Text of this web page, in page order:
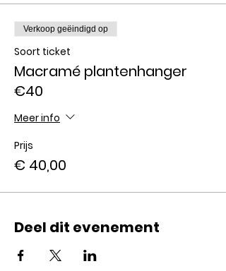
Verkoop geëindigd op
Soort ticket
Macramé plantenhanger
€40
Meer info
Prijs
€ 40,00
Deel dit evenement